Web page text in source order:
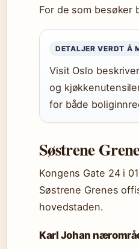
For de som
DETALJER VERDT Å
Visit Oslo
og
for både
Søstrene
Kongens Gate 24 i
Søstrene Grenes
hovedstaden.
Karl Johan